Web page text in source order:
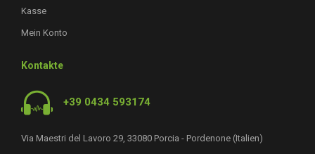
Kasse
Mein Konto
Kontakte
+39 0434 593174
Via Maestri del Lavoro 29, 33080 Porcia - Pordenone (Italien)